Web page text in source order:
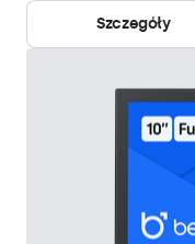
Szczegóły